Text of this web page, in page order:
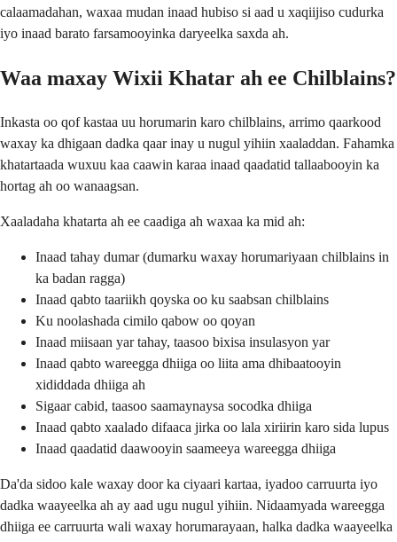
calaamadahan, waxaa mudan inaad hubiso si aad u xaqiijiso cudurka
iyo inaad barato farsamooyinka daryeelka saxda ah.
Waa maxay Wixii Khatar ah ee Chilblains?
Inkasta oo qof kastaa uu horumarin karo chilblains, arrimo qaarkood
waxay ka dhigaan dadka qaar inay u nugul yihiin xaaladdan. Fahamka
khatartaada wuxuu kaa caawin karaa inaad qaadatid tallaabooyin ka
hortag ah oo wanaagsan.
Xaaladaha khatarta ah ee caadiga ah waxaa ka mid ah:
Inaad tahay dumar (dumarku waxay horumariyaan chilblains in
ka badan ragga)
Inaad qabto taariikh qoyska oo ku saabsan chilblains
Ku noolashada cimilo qabow oo qoyan
Inaad miisaan yar tahay, taasoo bixisa insulasyon yar
Inaad qabto wareegga dhiiga oo liita ama dhibaatooyin
xididdada dhiiga ah
Sigaar cabid, taasoo saamaynaysa socodka dhiiga
Inaad qabto xaalado difaaca jirka oo lala xiriirin karo sida lupus
Inaad qaadatid daawooyin saameeya wareegga dhiiga
Da'da sidoo kale waxay door ka ciyaari kartaa, iyadoo carruurta iyo
dadka waayeelka ah ay aad ugu nugul yihiin. Nidaamyada wareegga
dhiiga ee carruurta wali waxay horumarayaan, halka dadka waayeelka